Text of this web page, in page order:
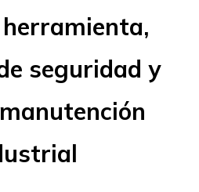
seguridad y